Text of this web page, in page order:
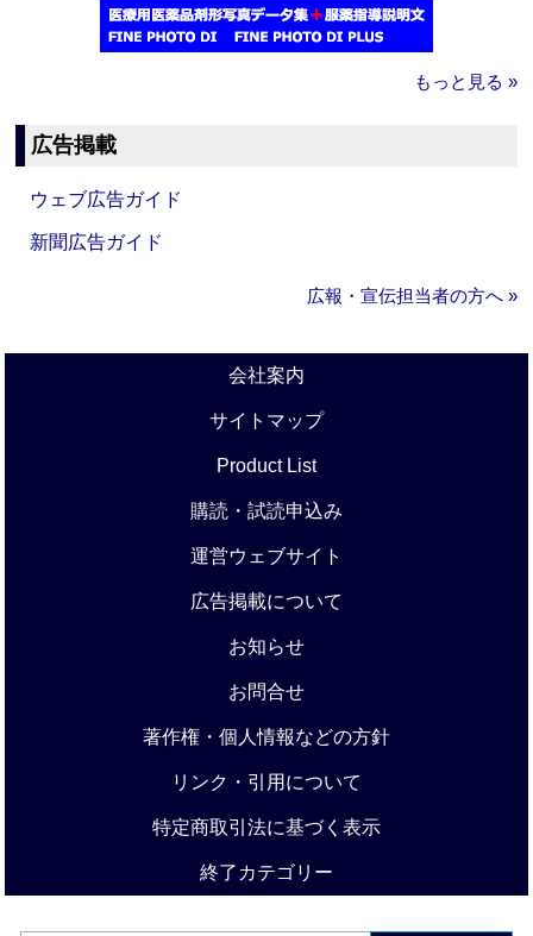
もっと見る »
広告掲載
ウェブ広告ガイド
新聞広告ガイド
広報・宣伝担当者の方へ »
会社案内
サイトマップ
Product List
購読・試読申込み
運営ウェブサイト
広告掲載について
お知らせ
お問合せ
著作権・個人情報などの方針
リンク・引用について
特定商取引法に基づく表示
終了カテゴリー